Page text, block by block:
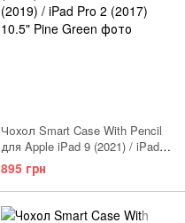
Чохол Smart Case With Pencil
для Apple iPad 9 (2021) / iPad 8
(2020) / iPad 7 (2019) 10,2" /
iPad Air 3 (2019) / iPad Pro 2
(2017) 10.5" Lavender
895 грн